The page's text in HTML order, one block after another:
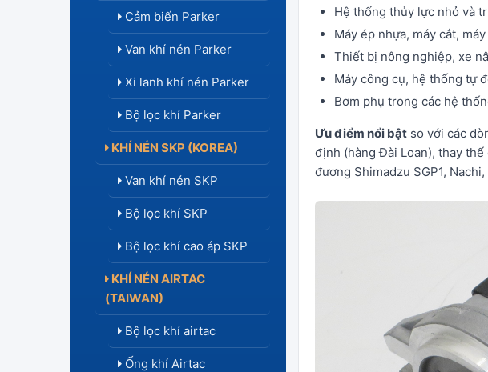
Cảm biến Parker
Van khí nén Parker
Xi lanh khí nén Parker
Bộ lọc khí Parker
KHÍ NÉN SKP (KOREA)
Van khí nén SKP
Bộ lọc khí SKP
Bộ lọc khí cao áp SKP
KHÍ NÉN AIRTAC
(TAIWAN)
Bộ lọc khí airtac
Ống khí Airtac
Hệ thống thủy lực nhỏ và
Máy ép nhựa, máy cắt,
Thiết bị nông nghiệp, xe
Máy công cụ, hệ thống tự
Bơm phụ trong các hệ
Ưu điểm nổi bật so với các
định (hàng Đài Loan), thay
đương Shimadzu SGP1, Nachi,